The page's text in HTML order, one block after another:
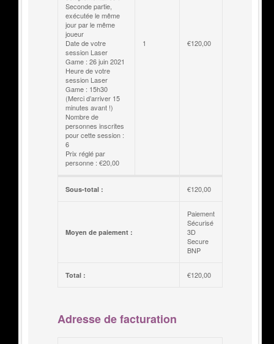
Seconde partie,
exécutée le même
jour par le même
joueur
Date de votre
session Laser
Game : 26 juin 2021
Heure de votre
session Laser
Game : 15h30
(Merci d’arriver 15
minutes avant !)
Nombre de
personnes inscrites
pour cette session :
6
Prix réglé par
personne : €20,00
1 €120,00
Sous-total : €120,00
Moyen de paiement :
Paiement
Sécurisé
3D
Secure
BNP
Total : €120,00
Adresse de facturation